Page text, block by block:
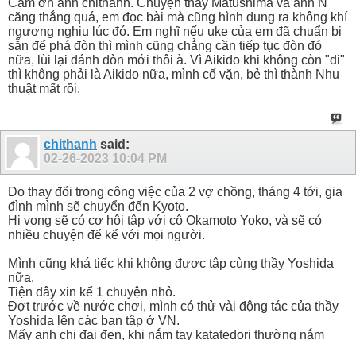
Cám ơn anh chithanh. Chuyện thầy Matushima và anh N
căng thẳng quá, em đọc bài mà cũng hình dung ra không khí
ngượng nghịu lúc đó. Em nghĩ nếu uke của em đã chuẩn bị
sẵn để phá đòn thì mình cũng chẳng cần tiếp tục đòn đó
nữa, lùi lại đánh đòn mới thôi à. Vì Aikido khi không còn "đi"
thì không phải là Aikido nữa, mình cố vặn, bẻ thì thành Nhu
thuật mất rồi.
chithanh said:
02-26-2023 10:04 PM
Do thay đổi trong công việc của 2 vợ chồng, tháng 4 tới, gia
đình mình sẽ chuyển đến Kyoto.
Hi vọng sẽ có cơ hội tập với cô Okamoto Yoko, và sẽ có
nhiều chuyện để kể với mọi người.
Mình cũng khá tiếc khi không được tập cùng thầy Yoshida
nữa.
Tiện đây xin kể 1 chuyện nhỏ.
Đợt trước về nước chơi, mình có thử vài động tác của thầy
Yoshida lên các bạn tập ở VN.
Mấy anh chị đai đen, khi nắm tay katatedori thường nắm